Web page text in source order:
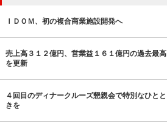
ＩＤＯＭ、初の複合商業施設開発へ
売上高３１２億円、営業益１６１億円の過去最高
を更新
４回目のディナークルーズ懇親会で特別なひとと
きを